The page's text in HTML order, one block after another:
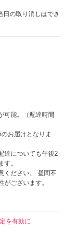
日の取り消しはでき
可能。（配達時間
お届けとなりま
達についても午後2
。
ください。 昼間不
ございます。
を有効に